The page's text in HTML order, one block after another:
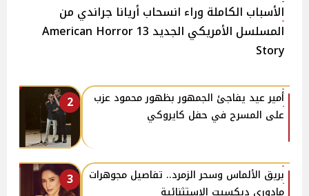
الأسباب الكاملة وراء انسحاب أريانا جراندي من
المسلسل الأمريكي الجديد 13 American Horror
Story
2
أمير عيد يفاجئ الجمهور بظهور محمود عزب
على المسرح في حفل كايروكي
3
بريق الألماس وسحر الزمرد.. تفاصيل مجوهرات
مادوري ديكسيت الاستثنائية